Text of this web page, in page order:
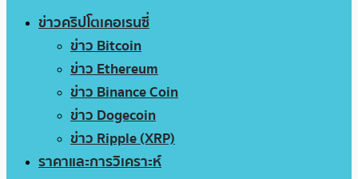
ข่าวคริปโตเคอเรนซี่
ข่าว Bitcoin
ข่าว Ethereum
ข่าว Binance Coin
ข่าว Dogecoin
ข่าว Ripple (XRP)
ราคาและการวิเคราะห์